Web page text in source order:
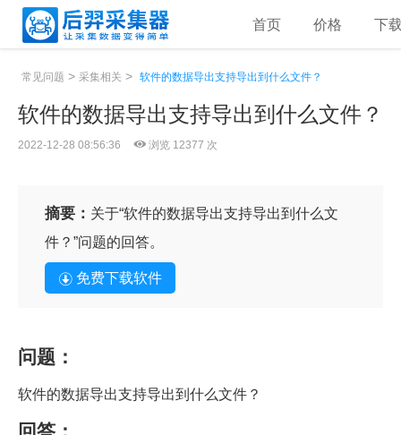
首页 价格 下
常见问题 > 采集相关 > 软件的数据导出支持导出到什么文件？
软件的数据导出支持导出到什么文件？
2022-12-28 08:56:36 浏览 12377 次
摘要： 关于“软件的数据导出支持导出到什么文
件？”问题的回答。
免费下载软件
问题：
软件的数据导出支持导出到什么文件？